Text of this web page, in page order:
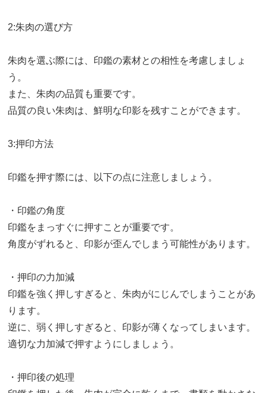
2:朱肉の選び方
朱肉を選ぶ際には、印鑑の素材との相性を考慮しましょ
う。
また、朱肉の品質も重要です。
品質の良い朱肉は、鮮明な印影を残すことができます。
3:押印方法
印鑑を押す際には、以下の点に注意しましょう。
・印鑑の角度
印鑑をまっすぐに押すことが重要です。
角度がずれると、印影が歪んでしまう可能性があります。
・押印の力加減
印鑑を強く押しすぎると、朱肉がにじんでしまうことがあ
ります。
逆に、弱く押しすぎると、印影が薄くなってしまいます。
適切な力加減で押すようにしましょう。
・押印後の処理